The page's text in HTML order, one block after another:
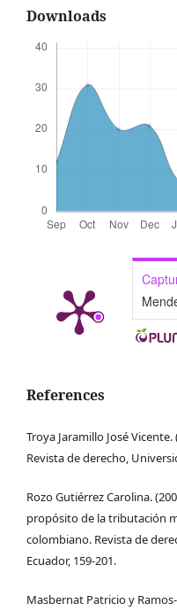
Downloads
References
Troya Jaramillo José
Revista de derecho,
Rozo Gutiérrez Carolina.
propósito de la tributación
colombiano. Revista de
Ecuador, 159-201.
Masbernat Patricio y